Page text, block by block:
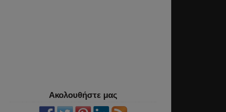
Ακολουθήστε μας